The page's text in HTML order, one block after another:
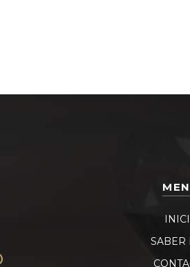
SABER